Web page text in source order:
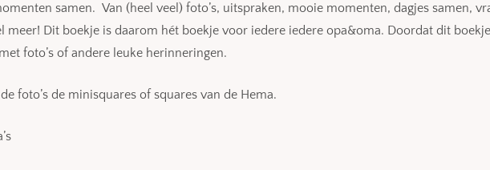
samen. Van (heel veel) foto’s, uitspraken, mooie momenten, dagjes samen,
meer! Dit boekje is daarom hét boekje voor iedere iedere opa&oma. Doordat dit
foto’s of andere leuke herinneringen.
foto’s de minisquares of squares van de Hema.